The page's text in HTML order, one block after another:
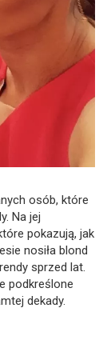
osób, które
Na jej
pokazują, jak
nosiła blond
sprzed lat.
podkreślone
dekady.